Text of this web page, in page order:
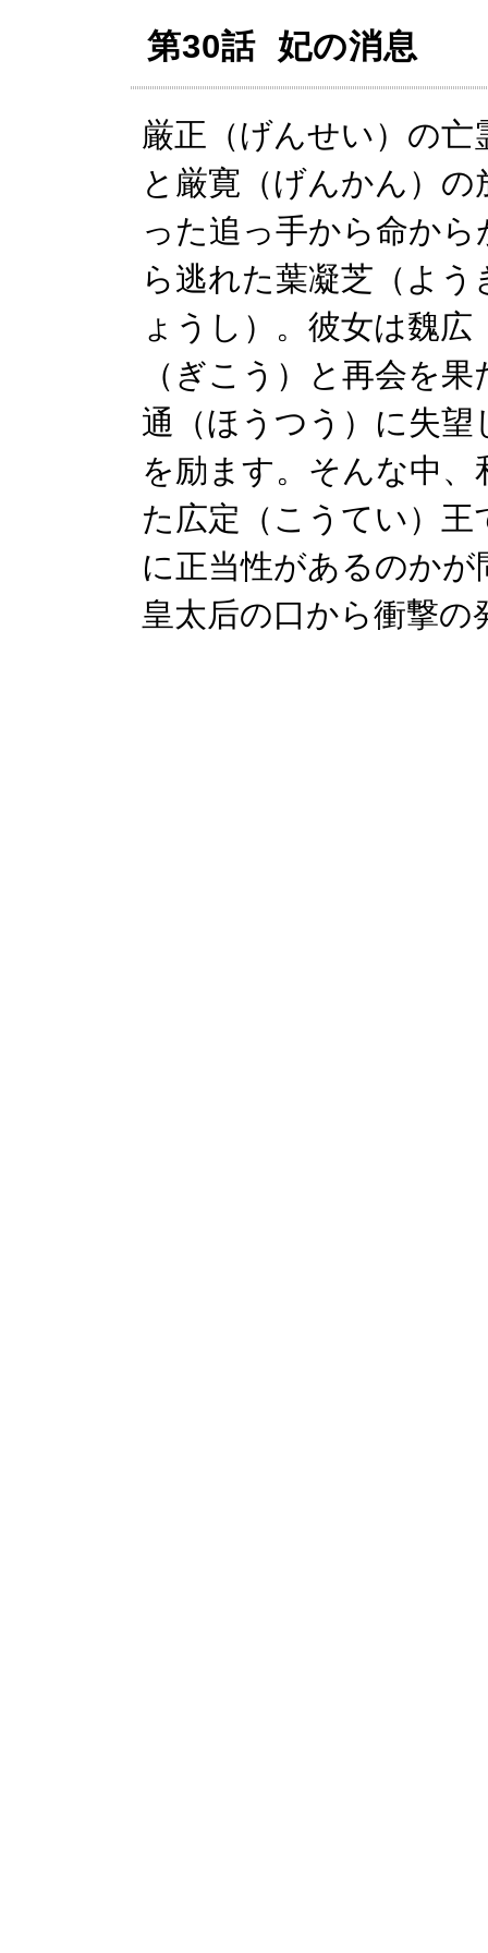
第30話 妃の消息
厳正（げんせい）の亡
と厳寛（げんかん）の
った追っ手から命から
ら逃れた葉凝芝（よう
ょうし）。彼女は魏広
（ぎこう）と再会を
通（ほうつう）に失
を励ます。そんな中
た広定（こうてい）
に正当性があるのか
皇太后の口から衝撃の